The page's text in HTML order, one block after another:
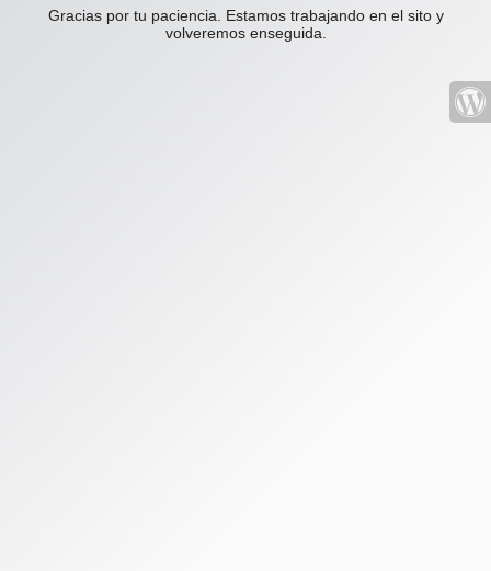
Gracias por tu paciencia. Estamos trabajando en el sito y
volveremos enseguida.